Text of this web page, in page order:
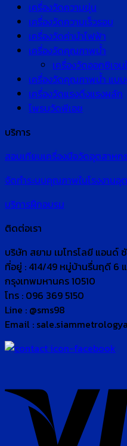
เครื่องวัดความขุ่น
เครื่องวัดความเร็วรอบ
เครื่องวัดค่านำไฟฟ้า
เครื่องวัดคุณภาพน้ำ
เครื่องวัดออกซิเจน
เครื่องวัดคุณภาพน้ำ แบบ
เครื่องวัดแรงดึงแรงผลัก
โพรบวัดพีเอช
บริการ
สอบเทียบเครื่องมือวัดอุตสาหก
จัดทำระบบคุณภาพในโรงงานอุ
บริการฝึกอบรม
ติดต่อเรา
บริษัท สยาม เมโทรโลยี แอนด์
ที่อยู่ : 414/49 หมู่บ้านรื่นฤดี 6
กรุงเทพมหานคร 10510
โทร : 096 369 5150
Line : @sms98
Email :